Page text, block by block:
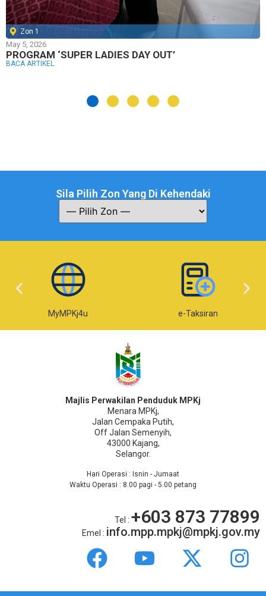
Zon 1
May 5, 2026
PROGRAM ‘SUPER LADIES DAY OUT’
BACA ARTIKEL
Sila Pilih Zon Yang Di Kehendaki
MyMPKj4u e-Taksiran
Majlis Perwakilan Penduduk MPKj
Menara MPKj,
Jalan Cempaka Putih,
Off Jalan Semenyih,
43000 Kajang,
Selangor.
Hari Operasi : Isnin - Jumaat
Waktu Operasi : 8.00 pagi - 5.00 petang
Tel : +603 873 77899
Emel : info.mpp.mpkj@mpkj.gov.my